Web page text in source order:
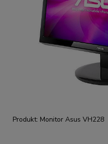
Produkt: Monitor Asus VH228